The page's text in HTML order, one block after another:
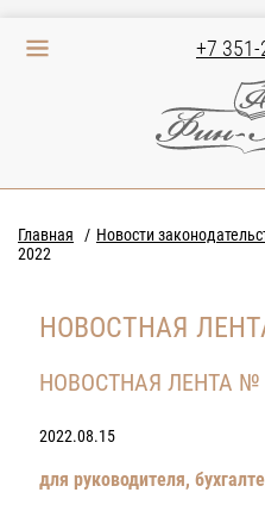
+7 351-
Главная Новости
2022
НОВОСТНАЯ
НОВОСТНАЯ ЛЕНТА №
2022.08.15
для руководителя,